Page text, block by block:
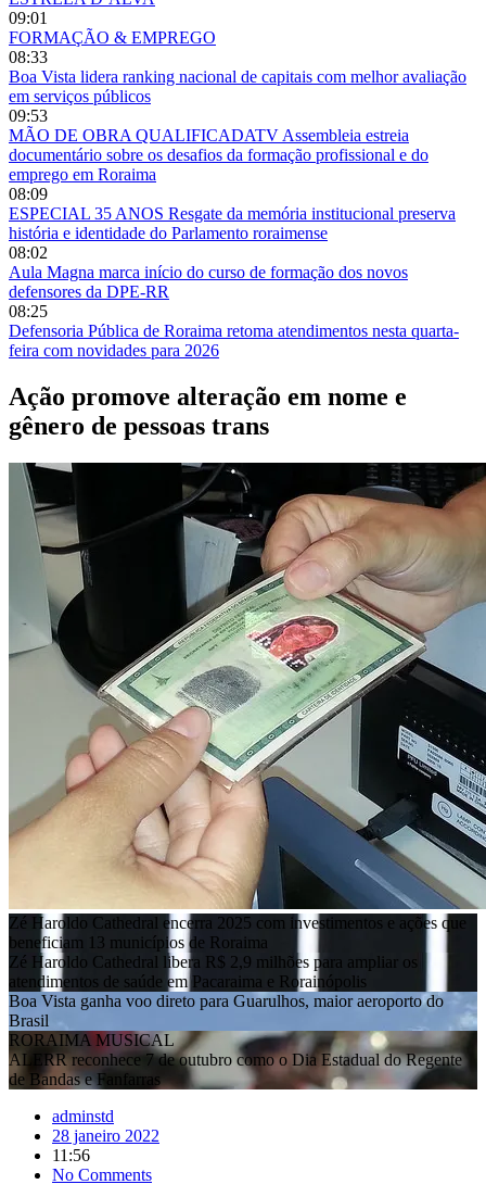
09:01
FORMAÇÃO & EMPREGO
08:33
Boa Vista lidera ranking nacional de capitais com melhor avaliação
em serviços públicos
09:53
MÃO DE OBRA QUALIFICADATV Assembleia estreia
documentário sobre os desafios da formação profissional e do
emprego em Roraima
08:09
ESPECIAL 35 ANOS Resgate da memória institucional preserva
história e identidade do Parlamento roraimense
08:02
Aula Magna marca início do curso de formação dos novos
defensores da DPE-RR
08:25
Defensoria Pública de Roraima retoma atendimentos nesta quarta-
feira com novidades para 2026
Ação promove alteração em nome e
gênero de pessoas trans
Zé Haroldo Cathedral encerra 2025 com investimentos e ações que
beneficiam 13 municípios de Roraima
Zé Haroldo Cathedral libera R$ 2,9 milhões para ampliar os
atendimentos de saúde em Pacaraima e Rorainópolis
Boa Vista ganha voo direto para Guarulhos, maior aeroporto do
Brasil
RORAIMA MUSICAL
ALERR reconhece 7 de outubro como o Dia Estadual do Regente
de Bandas e Fanfarras
adminstd
28 janeiro 2022
11:56
No Comments